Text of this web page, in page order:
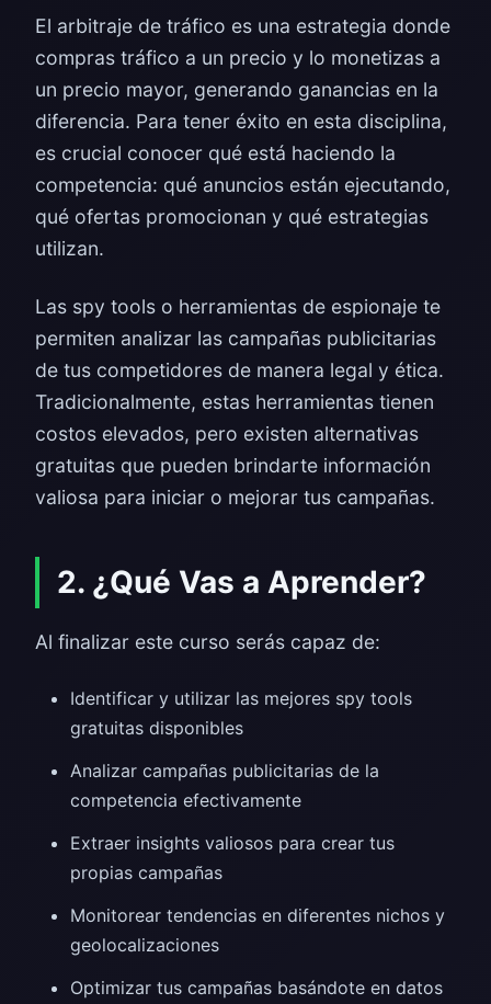
El arbitraje de tráfico es una estrategia donde
compras tráfico a un precio y lo monetizas a
un precio mayor, generando ganancias en la
diferencia. Para tener éxito en esta disciplina,
es crucial conocer qué está haciendo la
competencia: qué anuncios están ejecutando,
qué ofertas promocionan y qué estrategias
utilizan.
Las spy tools o herramientas de espionaje te
permiten analizar las campañas publicitarias
de tus competidores de manera legal y ética.
Tradicionalmente, estas herramientas tienen
costos elevados, pero existen alternativas
gratuitas que pueden brindarte información
valiosa para iniciar o mejorar tus campañas.
2. ¿Qué Vas a Aprender?
Al finalizar este curso serás capaz de:
Identificar y utilizar las mejores spy tools
gratuitas disponibles
Analizar campañas publicitarias de la
competencia efectivamente
Extraer insights valiosos para crear tus
propias campañas
Monitorear tendencias en diferentes nichos y
geolocalizaciones
Optimizar tus campañas basándote en datos